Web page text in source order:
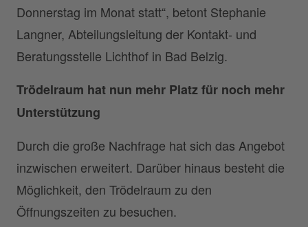
Donnerstag im Monat statt“, betont Stephanie
Langner, Abteilungsleitung der Kontakt- und
Beratungsstelle Lichthof in Bad Belzig.
Trödelraum hat nun mehr Platz für noch mehr
Unterstützung
Durch die große Nachfrage hat sich das Angebot
inzwischen erweitert. Darüber hinaus besteht die
Möglichkeit, den Trödelraum zu den
Öffnungszeiten zu besuchen.